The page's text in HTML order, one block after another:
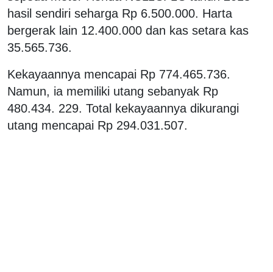
hasil sendiri seharga Rp 6.500.000. Harta
bergerak lain 12.400.000 dan kas setara kas
35.565.736.
Kekayaannya mencapai Rp 774.465.736.
Namun, ia memiliki utang sebanyak Rp
480.434. 229. Total kekayaannya dikurangi
utang mencapai Rp 294.031.507.